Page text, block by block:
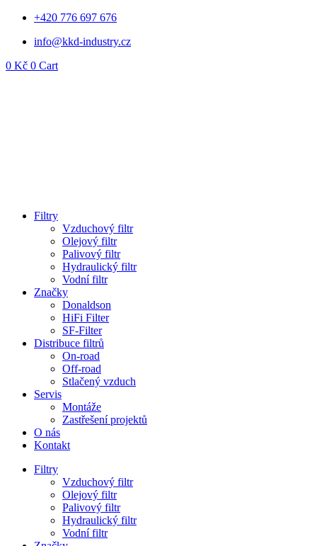
Přejít
obsahu
+420 776 697 676
info@kkd-industry.cz
0 Kč 0 Cart
Filtry
Vzduchový filtr
Olejový filtr
Palivový filtr
Hydraulický filtr
Vodní filtr
Značky
Donaldson
HiFi Filter
SF-Filter
Distribuce filtrů
On-road
Off-road
Stlačený vzduch
Servis
Montáže
Zastřešení projektů
O nás
Kontakt
Filtry
Vzduchový filtr
Olejový filtr
Palivový filtr
Hydraulický filtr
Vodní filtr